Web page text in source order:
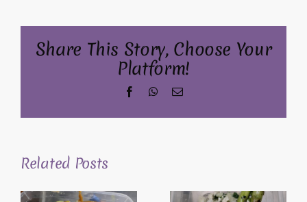
Share This Story, Choose Your
Platform!
FacebookWhatsApp
Email
Related Posts